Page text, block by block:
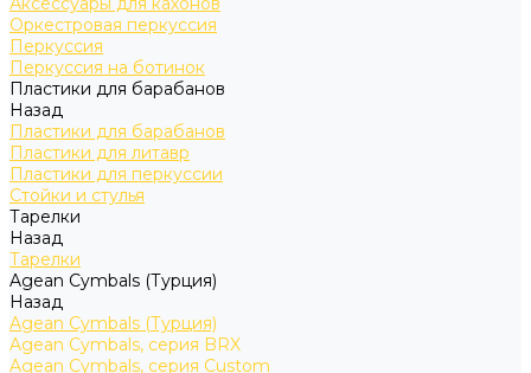
Оркестровая перкуссия
Перкуссия
Перкуссия на ботинок
Пластики для барабанов
Назад
Пластики для барабанов
Пластики для литавр
Пластики для перкуссии
Стойки и стулья
Тарелки
Назад
Тарелки
Agean Cymbals (Турция)
Назад
Agean Cymbals (Турция)
Agean Cymbals, серия BRX
Agean Cymbals, серия Custom